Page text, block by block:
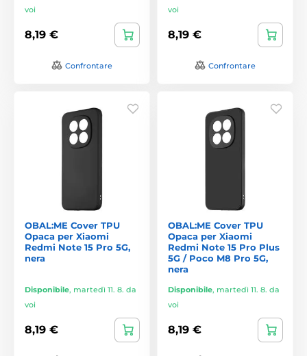
voi
8,19 €
Confrontare
voi
8,19 €
Confrontare
OBAL:ME Cover TPU
Opaca per Xiaomi
Redmi Note 15 Pro 5G,
nera
Disponibile, martedì 11. 8. da
voi
8,19 €
OBAL:ME Cover TPU
Opaca per Xiaomi
Redmi Note 15 Pro Plus
5G / Poco M8 Pro 5G,
nera
Disponibile, martedì 11. 8. da
voi
8,19 €